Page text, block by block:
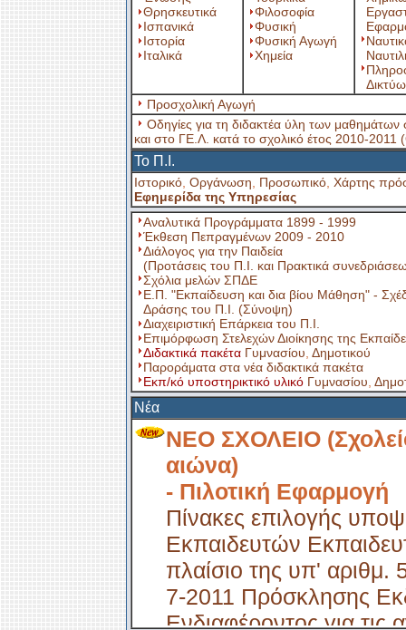
Θρησκευτικά
Ισπανικά
Ιστορία
Ιταλικά
Φιλοσοφία
Φυσική
Φυσική Αγωγή
Χημεία
Προσχολική Αγωγή
Οδηγίες για τη διδακτέα ύλη των μαθημάτων
και στο ΓΕ.Λ. κατά το σχολικό έτος 2010-
Το Π.Ι.
Ιστορικό Οργάνωση Προσωπικό Χάρτης
Εφημερίδα της Υπηρεσίας
Αναλυτικά Προγράμματα 1899 - 1999
Έκθεση Πεπραγμένων 2009 - 2010
Διάλογος για την Παιδεία
(Προτάσεις του Π.Ι. και Πρακτικά
Σχόλια μελών ΣΠΔΕ
Ε.Π. "Εκπαίδευση και δια βίου Μάθηση" -
Δράσης του Π.Ι. (Σύνοψη)
Διαχειριστική Επάρκεια του Π.Ι.
Επιμόρφωση Στελεχών Διοίκησης της
Διδακτικά πακέτα Γυμνασίου Δημοτικού
Παροράματα στα νέα διδακτικά πακέτα
Εκπ/κό υποστηρικτικό υλικό Γυμνασίου
Νέα
ΝΕΟ ΣΧΟΛΕΙΟ
αιώνα)
- Πιλοτική Εφαρμογή
Πίνακες επιλογής
Εκπαιδευτών
πλαίσιο της υπ' αριθμ.
7-2011 Πρόσκλησης
Ενδιαφέροντος για τις